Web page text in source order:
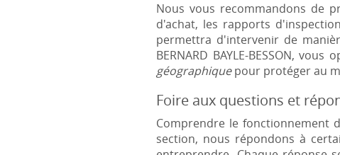
Nous vous recommandons de
d'achat, les rapports
permettra d'intervenir de
BERNARD BAYLE-BESSON,
géographiquepour protéger au
Foire aux questions et
Comprendre le fonctionnement
section, nous répondons à